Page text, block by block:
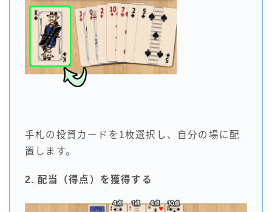
手札の投資カードを1枚選択し、自分の場に配
置します。
2. 配当（得点）を獲得する